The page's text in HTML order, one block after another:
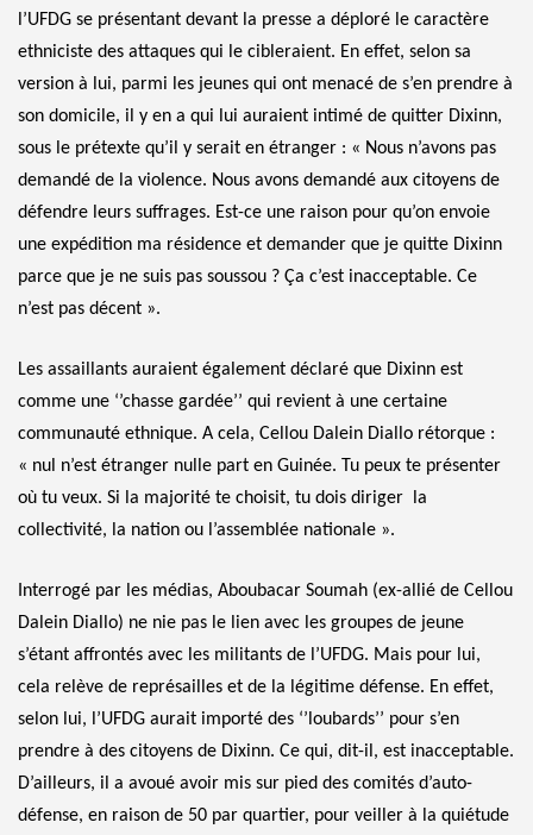
l’UFDG se présentant devant la presse a déploré le caractère
ethniciste des attaques qui le cibleraient. En effet, selon sa
version à lui, parmi les jeunes qui ont menacé de s’en prendre à
son domicile, il y en a qui lui auraient intimé de quitter Dixinn,
sous le prétexte qu’il y serait en étranger : « Nous n’avons pas
demandé de la violence. Nous avons demandé aux citoyens de
défendre leurs suffrages. Est-ce une raison pour qu’on envoie
une expédition ma résidence et demander que je quitte Dixinn
parce que je ne suis pas soussou ? Ça c’est inacceptable. Ce
n’est pas décent ».
Les assaillants auraient également déclaré que Dixinn est
comme une ‘’chasse gardée’’ qui revient à une certaine
communauté ethnique. A cela, Cellou Dalein Diallo rétorque :
« nul n’est étranger nulle part en Guinée. Tu peux te présenter
où tu veux. Si la majorité te choisit, tu dois diriger la
collectivité, la nation ou l’assemblée nationale ».
Interrogé par les médias, Aboubacar Soumah (ex-allié de Cellou
Dalein Diallo) ne nie pas le lien avec les groupes de jeune
s’étant affrontés avec les militants de l’UFDG. Mais pour lui,
cela relève de représailles et de la légitime défense. En effet,
selon lui, l’UFDG aurait importé des ‘’loubards’’ pour s’en
prendre à des citoyens de Dixinn. Ce qui, dit-il, est inacceptable.
D’ailleurs, il a avoué avoir mis sur pied des comités d’auto-
défense, en raison de 50 par quartier, pour veiller à la quiétude